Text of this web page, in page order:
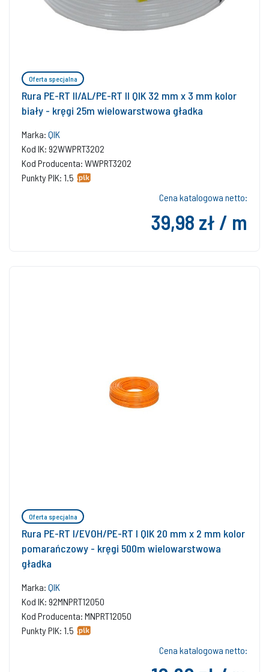
Oferta specjalna
Rura PE-RT II/AL/PE-RT II QIK 32 mm x 3 mm kolor
biały - kręgi 25m wielowarstwowa gładka
Marka: QIK
Kod IK: 92WWPRT3202
Kod Producenta: WWPRT3202
Punkty PIK: 1.5
Cena katalogowa netto:
39,98 zł / m
Oferta specjalna
Rura PE-RT I/EVOH/PE-RT I QIK 20 mm x 2 mm kolor
pomarańczowy - kręgi 500m wielowarstwowa
gładka
Marka: QIK
Kod IK: 92MNPRT12050
Kod Producenta: MNPRT12050
Punkty PIK: 1.5
Cena katalogowa netto: